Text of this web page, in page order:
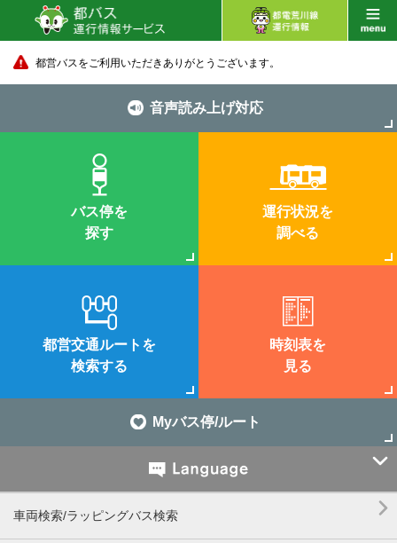
都営バスをご利用いただきありがとうございます。
音声読み上げ対応
バス停を
探す
運行状況を
調べる
都営交通ルートを
検索する
時刻表を
見る
Myバス停/ルート

車両検索/ラッピングバス検索 